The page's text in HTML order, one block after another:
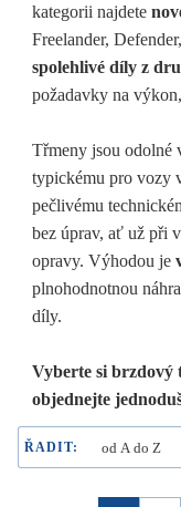
kategorii najdete
Freelander,
spolehlivé díly z
požadavky na
Třmeny jsou odolné
typickému pro vozy
pečlivému
bez úprav, ať už při
opravy. Výhodou je
plnohodnotnou
díly.
Vyberte si brzdový
objednejte
ŘADIT: